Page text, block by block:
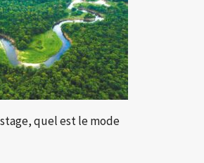
quel est le mode